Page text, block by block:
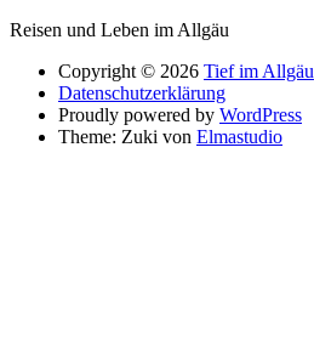
Reisen und Leben im Allgäu
Copyright © 2026 Tief im Allgäu
Datenschutzerklärung
Proudly powered by WordPress
Theme: Zuki von Elmastudio